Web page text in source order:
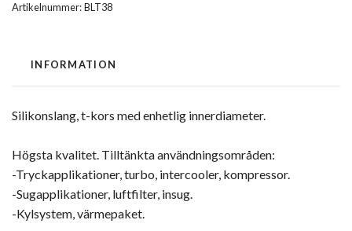
Artikelnummer:BLT38
INFORMATION
Silikonslang, t-kors med enhetlig innerdiameter.
Högsta kvalitet. Tilltänkta användningsområden:
-Tryckapplikationer, turbo, intercooler, kompressor.
-Sugapplikationer, luftfilter, insug.
-Kylsystem, värmepaket.